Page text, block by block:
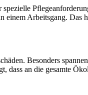
Arbeitsgang. Das
Besonders
dass an die gesamte